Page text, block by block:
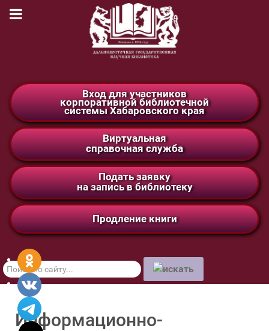
Вход для участников
корпоративной библиотечной
системы Хабаровского края
Виртуальная
справочная служба
Подать заявку
на запись в библиотеку
Продление книги
Поиск
по
сайту
Информационно-